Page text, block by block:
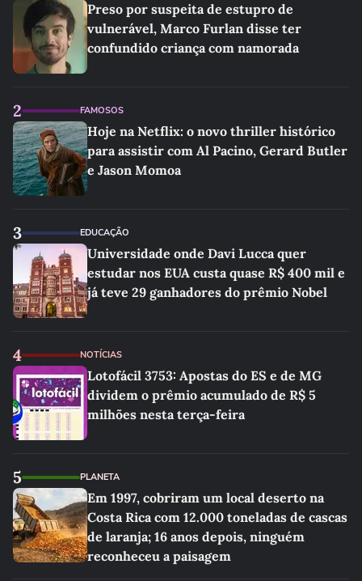
Preso por suspeita de estupro de
vulnerável, Marco Furlan disse ter
confundido criança com namorada
2 FAMOSOS
Hoje na Netflix: o novo thriller histórico
para assistir com Al Pacino, Gerard Butler
e Jason Momoa
3 EDUCAÇÃO
Universidade onde Davi Lucca quer
estudar nos EUA custa quase R$ 400 mil e
já teve 29 ganhadores do prêmio Nobel
4 NOTÍCIAS
Lotofácil 3753: Apostas do ES e de MG
dividem o prêmio acumulado de R$ 5
milhões nesta terça-feira
5 PLANETA
Em 1997, cobriram um local deserto na
Costa Rica com 12.000 toneladas de cascas
de laranja; 16 anos depois, ninguém
reconheceu a paisagem